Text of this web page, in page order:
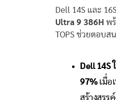
Dell 14S และ
Ultra 9 386H พ
TOPS ช่วยตอบส
Dell 14S
97%เมื่อ
สร้างสรร